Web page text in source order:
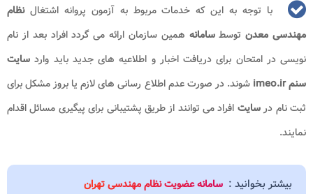
با توجه به این که خدمات مربوط به آزمون پروانه اشتغال نظام
مهندسی معدن توسطسامانه همین سازمان ارائه می گردد افراد بعد از نام
نویسی در امتحان برای دریافت اخبار و اطلاعیه های جدید باید وارد سایت
سنمimeo.ir شوند. در صورت عدم اطلاع رسانی های لازم یا بروز مشکل برای
ثبت نام درسایت افراد می توانند از طریق پشتیبانی برای پیگیری مسائل اقدام
نمایند.
بیشتر بخوانید : سامانه عضویت نظام مهندسی تهران